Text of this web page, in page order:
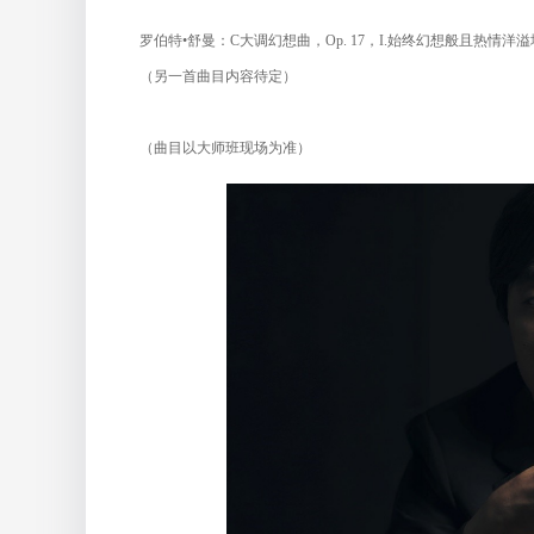
罗伯特•舒曼：C大调幻想曲，Op. 17，I.始终幻想般且热情洋溢
（另一首曲目内容待定）
（曲目以大师班现场为准）